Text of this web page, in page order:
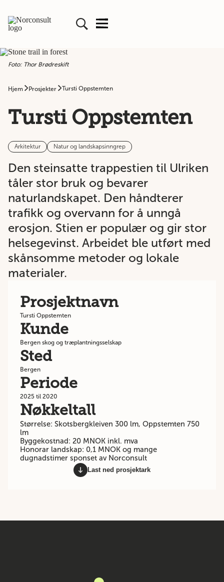
Foto: Thor Brødreskift
Hjem Prosjekter Tursti Oppstemten
Tursti Oppstemten
Arkitektur Natur og landskapsinngrep
Den steinsatte trappestien til Ulriken
tåler stor bruk og bevarer
naturlandskapet. Den håndterer
trafikk og overvann for å unngå
erosjon. Stien er populær og gir stor
helsegevinst. Arbeidet ble utført med
skånsomme metoder og lokale
materialer.
Prosjektnavn
Tursti Oppstemten
Kunde
Bergen skog og træplantningsselskap
Sted
Bergen
Periode
2025 til 2020
Nøkkeltall
Størrelse: Skotsbergkleiven 300 lm, Oppstemten 750
lm
Byggekostnad: 20 MNOK inkl. mva
Honorar landskap: 0,1 MNOK og mange
dugnadstimer sponset av Norconsult
Last ned prosjektark